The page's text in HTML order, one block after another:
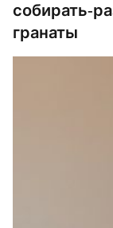
собирать-
гранаты